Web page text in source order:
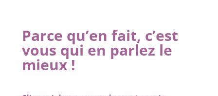
Parce qu’en fait, c’est
vous qui en parlez le
mieux !